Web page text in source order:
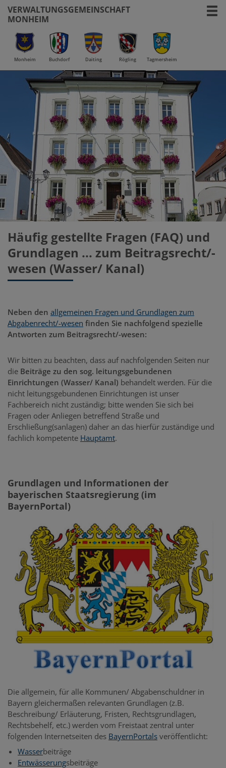
VERWALTUNGSGEMEINSCHAFT
MONHEIM
Monheim Buchdorf Daiting Rögling Tagmersheim
Häufig gestellte Fragen (FAQ) und
Grundlagen ... zum Beitragsrecht/-
wesen (Wasser/ Kanal)
Neben den allgemeinen Fragen und Grundlagen zum
Abgabenrecht/-wesen finden Sie nachfolgend spezielle
Antworten zum Beitragsrecht/-wesen:
Wir bitten zu beachten, dass auf nachfolgenden Seiten nur
die Beiträge zu den sog. leitungsgebundenen
Einrichtungen (Wasser/ Kanal) behandelt werden. Für die
nicht leitungsgebundenen Einrichtungen ist unser
Fachbereich nicht zuständig; bitte wenden Sie sich bei
Fragen oder Anliegen betreffend Straße und
Erschließung(sanlagen) daher an das hierfür zuständige und
fachlich kompetente Hauptamt.
Grundlagen und Informationen der
bayerischen Staatsregierung (im
BayernPortal)
Die allgemein, für alle Kommunen/ Abgabenschuldner in
Bayern gleichermaßen relevanten Grundlagen (z.B.
Beschreibung/ Erläuterung, Fristen, Rechtsgrundlagen,
Rechtsbehelf, etc.) werden vom Freistaat zentral unter
folgenden Internetseiten des BayernPortals veröffentlicht:
Wasserbeiträge
Entwässerungsbeiträge